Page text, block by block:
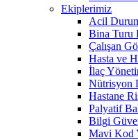
Ekiplerimiz
Acil
Bina Turu
Çalışan
Hasta ve
İlaç
Nütrisyon
Hastane
Palyatif
Bilgi
Mavi Kod